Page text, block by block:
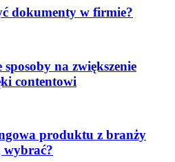
dokumenty w firmie?
sposoby na zwiększenie
contentowi
produktu z branży
wybrać?